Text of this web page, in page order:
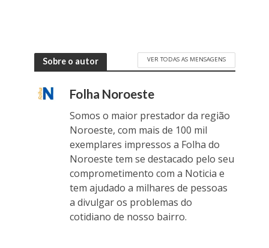
Sobre o autor VER TODAS AS MENSAGENS
Folha Noroeste
Somos o maior prestador da região
Noroeste, com mais de 100 mil
exemplares impressos a Folha do
Noroeste tem se destacado pelo seu
comprometimento com a Noticia e
tem ajudado a milhares de pessoas
a divulgar os problemas do
cotidiano de nosso bairro.